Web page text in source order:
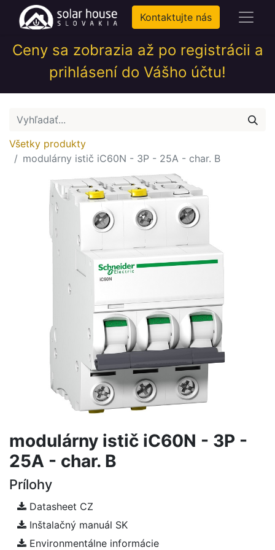
Kontaktujte nás
Ceny sa zobrazia až po registrácii a
prihlásení do Vášho účtu!
Všetky produkty
modulárny istič iC60N - 3P - 25A - char. B
modulárny istič iC60N - 3P -
25A - char. B
Prílohy
Datasheet CZ
Inštalačný manuál SK
Environmentálne informácie